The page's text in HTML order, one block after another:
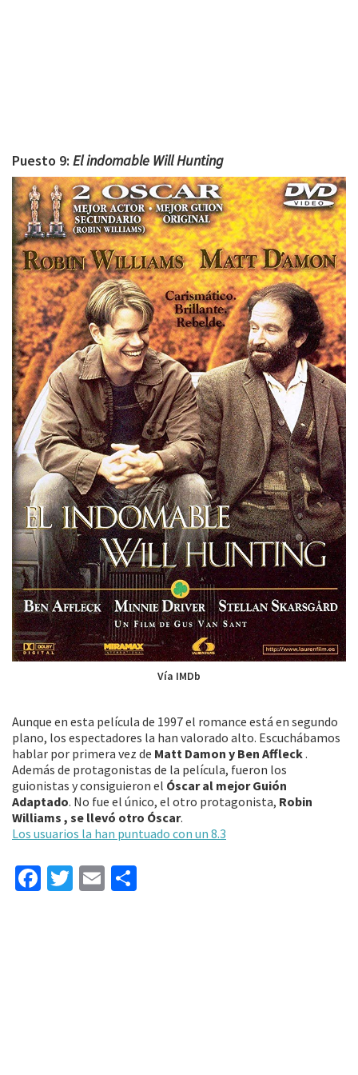
Puesto 9: El indomable Will Hunting
Vía IMDb
Aunque en esta película de 1997 el romance está en segundo
plano, los espectadores la han valorado alto. Escuchábamos
hablar por primera vez de Matt Damon y Ben Affleck.
Además de protagonistas de la película, fueron los
guionistas y consiguieron el Óscar al mejor Guión
Adaptado. No fue el único, el otro protagonista, Robin
Williams , se llevó otro Óscar.
Los usuarios la han puntuado con un 8.3
Fa T
E